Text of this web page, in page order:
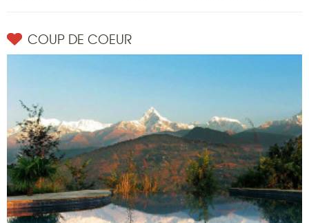
COUP DE COEUR